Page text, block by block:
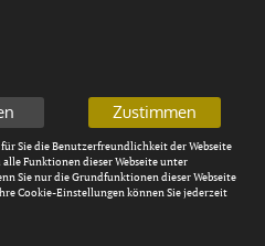
Zustimmen
Sie die Benutzerfreundlichkeit der Webseite
alle Funktionen dieser Webseite unter
Sie nur die Grundfunktionen dieser Webseite
Cookie-Einstellungen können Sie jederzeit